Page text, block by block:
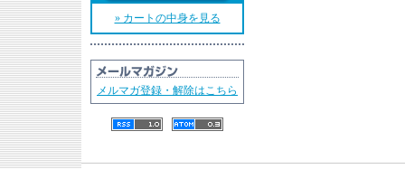
» カートの中身を見る
メルマガ登録・解除はこちら